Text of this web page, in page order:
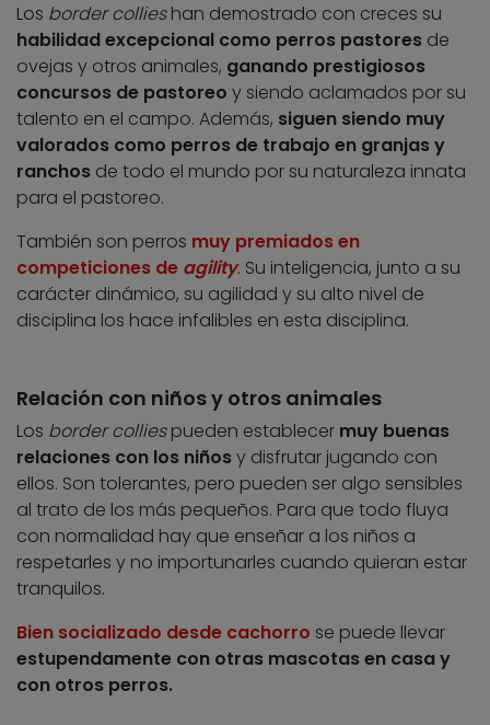
Los border collieshan demostrado con creces su
habilidad excepcional como perros pastores de
ovejas y otros animales, ganando prestigiosos
concursos de pastoreo y siendo aclamados por su
talento en el campo. Además, siguen siendo muy
valorados como perros de trabajo en granjas y
ranchos de todo el mundo por su naturaleza innata
para el pastoreo.
También son perros muy premiados en
competiciones de agility. Su inteligencia, junto a su
carácter dinámico, su agilidad y su alto nivel de
disciplina los hace infalibles en esta disciplina.
Relación con niños y otros animales
Los border colliespueden establecer muy buenas
relaciones con los niñosy disfrutar jugando con
ellos. Son tolerantes, pero pueden ser algo sensibles
al trato de los más pequeños. Para que todo fluya
con normalidad hay que enseñar a los niños a
respetarles y no importunarles cuando quieran estar
tranquilos.
Bien socializado desde cachorro se puede llevar
estupendamente con otras mascotas en casa y
con otros perros.